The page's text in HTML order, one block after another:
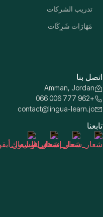
تدريب الشركات
مَهَارَات شَرِكَات
اتصل بنا
Amman, Jordan
+962 777 006 066
contact@lingua-learn.jo
تابعنا